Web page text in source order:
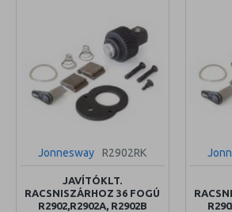
Jonnesway R2902RK
JAVÍTÓKLT.
RACSNISZÁRHOZ 36 FOGÚ
R2902,R2902A, R2902B